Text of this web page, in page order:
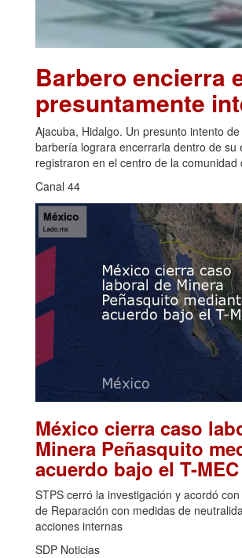
Barbero encierra
presuntamente
Ajacuba, Hidalgo. Un presunto intento
barbería lograra encerrarla dentro de su
registraron en el centro de la
Canal 44
México cierra caso
Minera Peñasquito
acuerdo bajo el T-MEC
STPS cerró la investigación y acordó
de Reparación con medidas de
acciones internas
SDP Noticias